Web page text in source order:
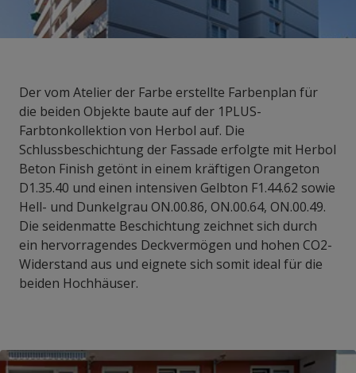
Der vom Atelier der Farbe erstellte Farbenplan für
die beiden Objekte baute auf der 1PLUS-
Farbtonkollektion von Herbol auf. Die
Schlussbeschichtung der Fassade erfolgte mit Herbol
Beton Finish getönt in einem kräftigen Orangeton
D1.35.40 und einen intensiven Gelbton F1.44.62 sowie
Hell- und Dunkelgrau ON.00.86, ON.00.64, ON.00.49.
Die seidenmatte Beschichtung zeichnet sich durch
ein hervorragendes Deckvermögen und hohen CO2-
Widerstand aus und eignete sich somit ideal für die
beiden Hochhäuser.